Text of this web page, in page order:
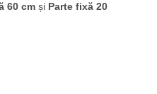
60 cm și Parte fixă 20